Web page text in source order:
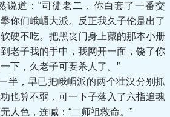
说道：“司徒老二，你白套了一番交
你们峨嵋大派。反正我久子伦是出了
硬不吃。把黑丧门身上藏的那本小册
老子我的手中，我网开一面，饶了你
下，久老子可要杀人了。”
，早已把峨嵋派的两个壮汉分别抓
也算不弱，可一下子落入了六指追魂
人色，连喊：“二师祖救命。”